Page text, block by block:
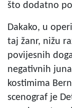
što dodatno
Dakako, u
taj žanr, nižu
povijesnih
negativnih
kostimima
scenograf je